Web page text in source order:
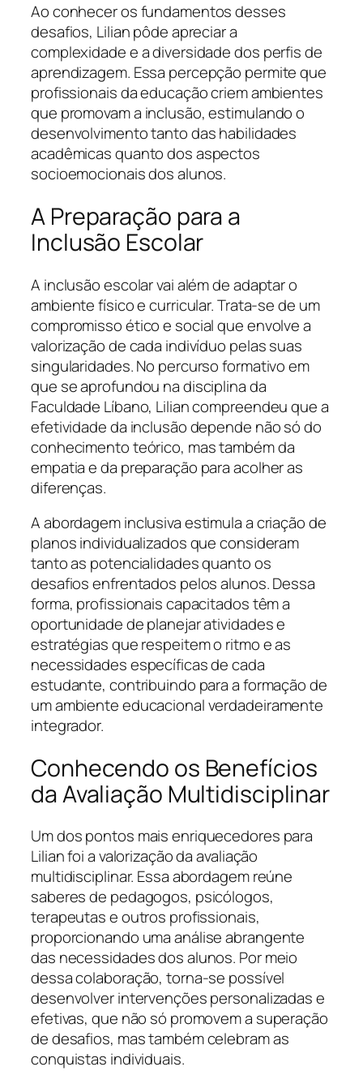
Ao conhecer os fundamentos desses
desafios, Lilian pôde apreciar a
complexidade e a diversidade dos perfis de
aprendizagem. Essa percepção permite que
profissionais da educação criem ambientes
que promovam a inclusão, estimulando o
desenvolvimento tanto das habilidades
acadêmicas quanto dos aspectos
socioemocionais dos alunos.
A Preparação para a
Inclusão Escolar
A inclusão escolar vai além de adaptar o
ambiente físico e curricular. Trata-se de um
compromisso ético e social que envolve a
valorização de cada indivíduo pelas suas
singularidades. No percurso formativo em
que se aprofundou na disciplina da
Faculdade Líbano, Lilian compreendeu que a
efetividade da inclusão depende não só do
conhecimento teórico, mas também da
empatia e da preparação para acolher as
diferenças.
A abordagem inclusiva estimula a criação de
planos individualizados que consideram
tanto as potencialidades quanto os
desafios enfrentados pelos alunos. Dessa
forma, profissionais capacitados têm a
oportunidade de planejar atividades e
estratégias que respeitem o ritmo e as
necessidades específicas de cada
estudante, contribuindo para a formação de
um ambiente educacional verdadeiramente
integrador.
Conhecendo os Benefícios
da Avaliação Multidisciplinar
Um dos pontos mais enriquecedores para
Lilian foi a valorização da avaliação
multidisciplinar. Essa abordagem reúne
saberes de pedagogos, psicólogos,
terapeutas e outros profissionais,
proporcionando uma análise abrangente
das necessidades dos alunos. Por meio
dessa colaboração, torna-se possível
desenvolver intervenções personalizadas e
efetivas, que não só promovem a superação
de desafios, mas também celebram as
conquistas individuais.